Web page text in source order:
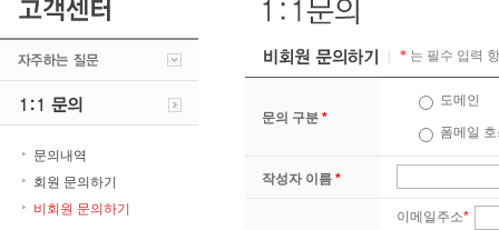
문의내역
회원 문의하기
비회원 문의하기
* 는 필수 입력
문의 구분 *
도메인
폼메일
작성자 이름 *
이메일주소*